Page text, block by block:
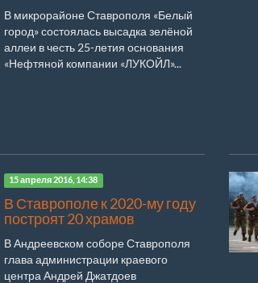
В микрорайоне Ставрополя «Белый
город» состоялась высадка зелёной
аллеи в честь 25-летия основания
«Нефтяной компании «ЛУКОЙЛ»...
15 апреля 2016, 14:38
В Ставрополе к 2020-му году
построят 20 храмов
В Андреевском соборе Ставрополя
глава администрации краевого
центра Андрей Джатдоев